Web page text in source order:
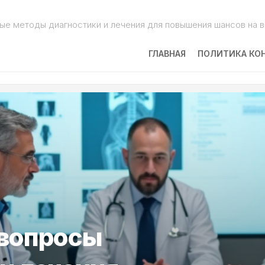
методы диагностики и лечения для повышения шансов на
ГЛАВНАЯ ПОЛИТИКА